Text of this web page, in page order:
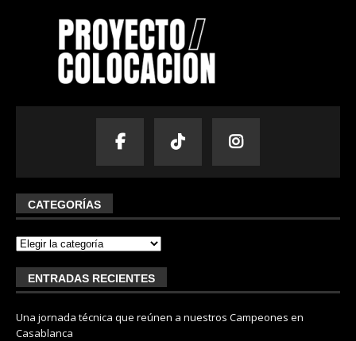
CATEGORÍAS
ENTRADAS RECIENTES
Una jornada técnica que reúnen a nuestros Campeones en
Casablanca